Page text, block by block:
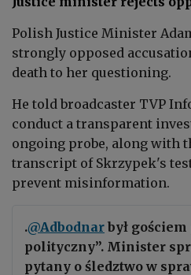
Polish Justice Minister
strongly opposed
death to her questioning.
He told broadcaster TVP
conduct a transparent
ongoing probe, along with
transcript of Skrzypek's
prevent misinformation.
.@Adbodnar był
polityczny”. Minister
pytany o śledztwo w